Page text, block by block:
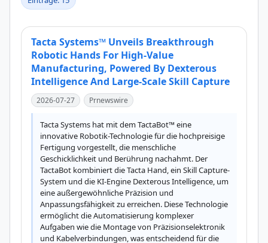
Tacta Systems™ Unveils Breakthrough
Robotic Hands For High-Value
Manufacturing, Powered By Dexterous
Intelligence And Large-Scale Skill Capture
2026-07-27 Prnewswire
Tacta Systems hat mit dem TactaBot™ eine
innovative Robotik-Technologie für die hochpreisige
Fertigung vorgestellt, die menschliche
Geschicklichkeit und Berührung nachahmt. Der
TactaBot kombiniert die Tacta Hand, ein Skill Capture-
System und die KI-Engine Dexterous Intelligence, um
eine außergewöhnliche Präzision und
Anpassungsfähigkeit zu erreichen. Diese Technologie
ermöglicht die Automatisierung komplexer
Aufgaben wie die Montage von Präzisionselektronik
und Kabelverbindungen, was entscheidend für die